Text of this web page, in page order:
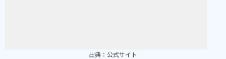
出典： 公式サイト